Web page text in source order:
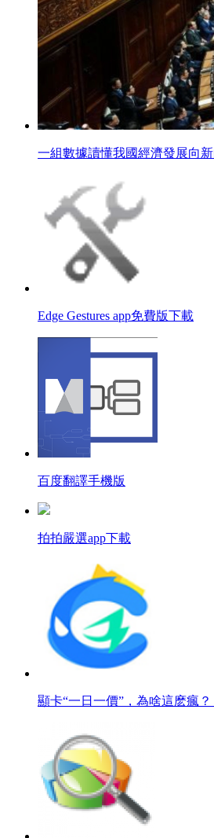
一組數據讀懂我國經濟發展向
Edge Gestures app免費版下載
百度翻譯手機版
拍拍嚴選app下載
顯卡“一日一價”，為啥這麽瘋